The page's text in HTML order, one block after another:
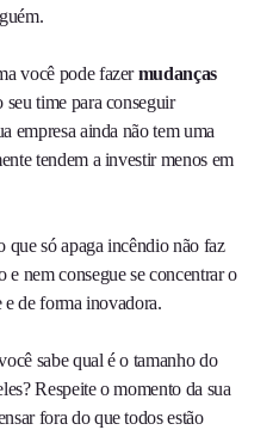
você pode fazermudanças
seu time para conseguir
empresa ainda não tem uma
tendem a investir menos em
que só apaga incêndio não faz
e nem consegue se concentrar o
e de forma inovadora.
sabe qual é o tamanho do
Respeite o momento da sua
fora do que todos estão